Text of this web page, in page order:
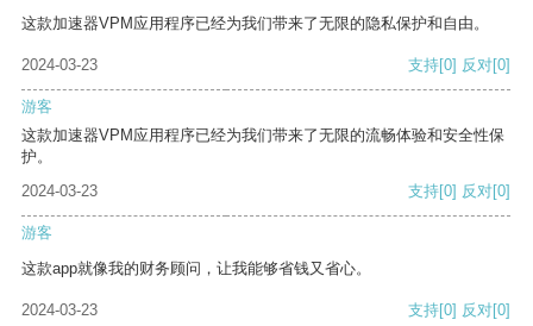
这款加速器VPM应用程序已经为我们带来了无限的隐私保护和自由。
2024-03-23 支持[0] 反对[0]
游客
这款加速器VPM应用程序已经为我们带来了无限的流畅体验和安全性保
护。
2024-03-23
支持[0] 反对[0]
游客
这款app就像我的财务顾问，让我能够省钱又省心。
2024-03-23 支持[0] 反对[0]